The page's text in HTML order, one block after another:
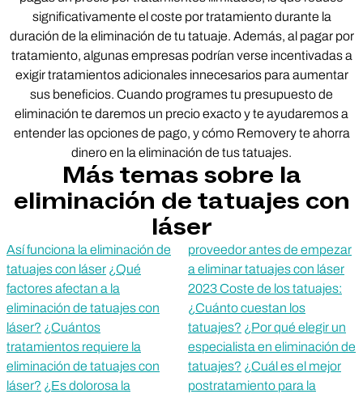
significativamente el coste por tratamiento durante la
duración de la eliminación de tu tatuaje. Además, al pagar por
tratamiento, algunas empresas podrían verse incentivadas a
exigir tratamientos adicionales innecesarios para aumentar
sus beneficios. Cuando programes tu presupuesto de
eliminación te daremos un precio exacto y te ayudaremos a
entender las opciones de pago, y cómo Removery te ahorra
dinero en la eliminación de tus tatuajes.
Más temas sobre la
eliminación de tatuajes con
láser
Así funciona la eliminación de
tatuajes con láser ¿Qué
factores afectan a la
eliminación de tatuajes con
láser? ¿Cuántos
tratamientos requiere la
eliminación de tatuajes con
láser? ¿Es dolorosa la
proveedor antes de empezar
a eliminar tatuajes con láser
2023 Coste de los tatuajes:
¿Cuánto cuestan los
tatuajes? ¿Por qué elegir un
especialista en eliminación de
tatuajes? ¿Cuál es el mejor
postratamiento para la